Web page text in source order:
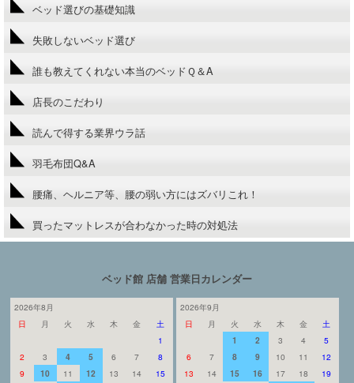
ベッド選びの基礎知識
失敗しないベッド選び
誰も教えてくれない本当のベッドＱ＆A
店長のこだわり
読んで得する業界ウラ話
羽毛布団Q&A
腰痛、ヘルニア等、腰の弱い方にはズバリこれ！
買ったマットレスが合わなかった時の対処法
ベッド館 店舗 営業日カレンダー
2026年8月
日
月 火 水 木 金
土
1
2
3 4 5 6 7
8
9
10 11 12 13 14
15
2026年9月
日
月 火 水 木 金
土
1
2 3 4
5
6
7 8 9 10 11
12
13
14 15 16 17 18
19